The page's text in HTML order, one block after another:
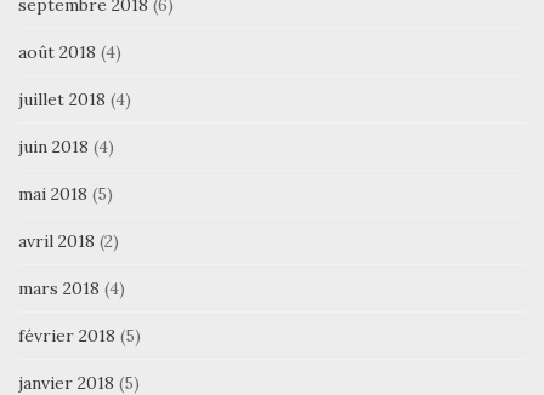
août 2018 (4)
juillet 2018 (4)
juin 2018 (4)
mai 2018 (5)
avril 2018 (2)
mars 2018 (4)
février 2018 (5)
janvier 2018 (5)